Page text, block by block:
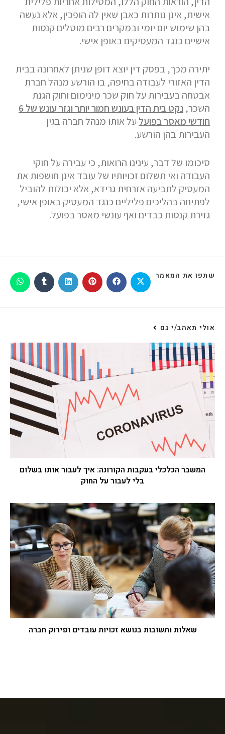
אישית, אינן נותרות כאבן שאין לה הופכין, אלא נעשה
בהן שימוש יום יומי ובמקרים רבים מוטלים קנסות
אישיים כנגד המעסיקים באופן אישי.
יתירה מכך, בפסק דין יוצא דופן שניתן לאחרונה בבית
הדין האזורי לעבודה בחיפה, בו הורשע מנהל חברת
אבטחה בעבירות על חוק שכר מינימום וחוק הגנת
השכר,
נקט בית הדין בעונש חמור יותר וגזר עונש של 6
חודשי מאסר בפועל על אותו מנהל חברה בגין
העבירות בהן הורשע.
סיכומו של דבר, עינינו הרואות, כי עבירה על חוקי
העבודה ואי תשלום זכויותיו של עובד אינן חושפות את
המעסיק לתביעה אזרחית גרידא, אלא יכולות להוביל
לפתיחה בהליכים פליליים כנגד המעסיק באופן אישי,
גזירת קנסות כבדים ואף עונשי מאסר בפועל.
שתפו את המאמר
אולי תאהב/י גם
המשבר הכלכלי בעקבות הקורונה: איך לעבור אותו בשלום
בלי לעבור על החוק
שאלות ותשובות בנושא זכויות עובדים ופירוק חברה